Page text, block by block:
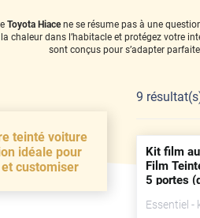
Toyota Hiacene se résume pas à une
chaleur dans l’habitacle et protégez votre
sont conçus pour s’adapter
teinté voiture
idéale pour
customiser
9
Kit film
Film
5 portes(
Essentiel -